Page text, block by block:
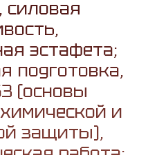
силовая
эстафета;
подготовка,
(основы
и
защиты),